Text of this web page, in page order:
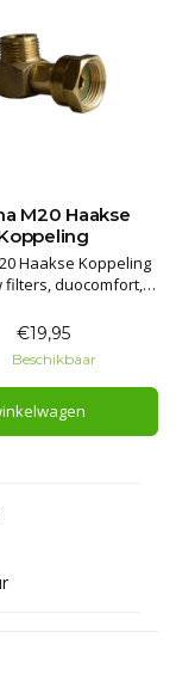
M20 Haakse
Haakse Koppeling
filters, duocomfort,
€19,95
Beschikbaar